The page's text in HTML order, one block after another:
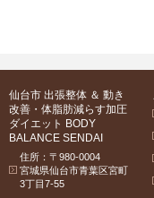
仙台市 出張整体 ＆ 動き
改善・体脂肪減らす加圧
ダイエット BODY
BALANCE SENDAI
住所：〒980-0004
宮城県仙台市青葉区宮町
3丁目7-55